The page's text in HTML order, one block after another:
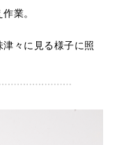
業。
々に見る様子に照